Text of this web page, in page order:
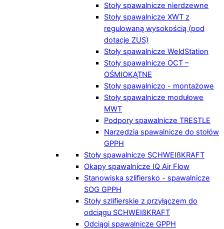
Stoły spawalnicze nierdzewne
Stoły spawalnicze XWT z
regulowaną wysokością (pod
dotacje ZUS)
Stoły spawalnicze WeldStation
Stoły spawalnicze OCT –
OŚMIOKĄTNE
Stoły spawalniczo - montażowe
Stoły spawalnicze modułowe
MWT
Podpory spawalnicze TRESTLE
Narzędzia spawalnicze do stołów
GPPH
Stoły spawalnicze SCHWEIßKRAFT
Okapy spawalnicze IQ Air Flow
Stanowiska szlifiersko - spawalnicze
SOG GPPH
Stoły szlifierskie z przyłączem do
odciągu SCHWEIßKRAFT
Odciągi spawalnicze GPPH